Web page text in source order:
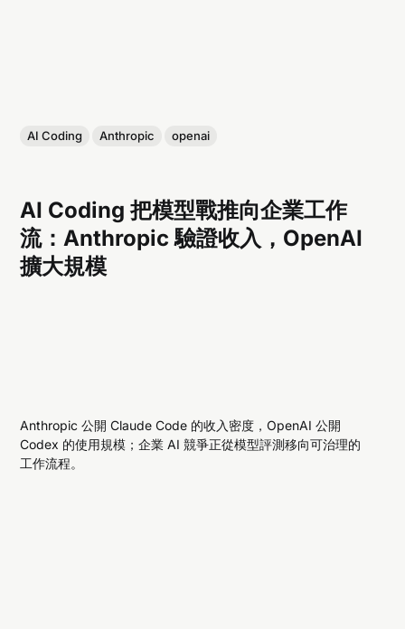
AI Coding Anthropic openai
AI Coding 把模型戰推向企業工作
流：Anthropic 驗證收入，OpenAI
擴大規模
Anthropic 公開 Claude Code 的收入密度，OpenAI 公開
Codex 的使用規模；企業 AI 競爭正從模型評測移向可治理的
工作流程。